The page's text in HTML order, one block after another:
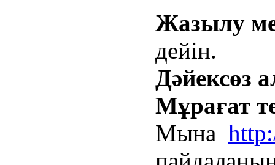
Жазылу
дейін.
Дәйексөз
Мұрағат
Мына